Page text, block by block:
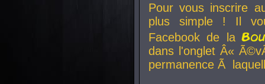
Pour vous inscrire
plus simple ! Il
Facebook de la
dans l'onglet Â«
permanence Ã